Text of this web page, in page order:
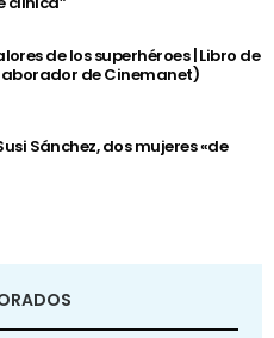
de los superhéroes | Libro de
de Cinemanet)
Sánchez, dos mujeres «de